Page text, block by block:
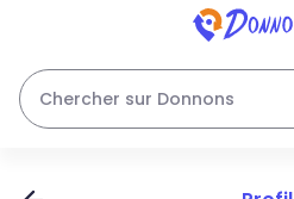
Chercher sur Donnons